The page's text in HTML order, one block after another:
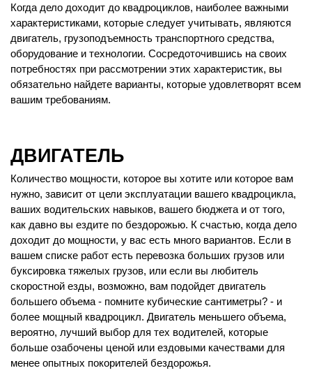
Когда дело доходит до квадроциклов, наиболее важными
характеристиками, которые следует учитывать, являются
двигатель, грузоподъемность транспортного средства,
оборудование и технологии. Сосредоточившись на своих
потребностях при рассмотрении этих характеристик, вы
обязательно найдете варианты, которые удовлетворят всем
вашим требованиям.
ДВИГАТЕЛЬ
Количество мощности, которое вы хотите или которое вам
нужно, зависит от цели эксплуатации вашего квадроцикла,
ваших водительских навыков, вашего бюджета и от того,
как давно вы ездите по бездорожью. К счастью, когда дело
доходит до мощности, у вас есть много вариантов. Если в
вашем списке работ есть перевозка больших грузов или
буксировка тяжелых грузов, или если вы любитель
скоростной езды, возможно, вам подойдет двигатель
большего объема - помните кубические сантиметры? - и
более мощный квадроцикл. Двигатель меньшего объема,
вероятно, лучший выбор для тех водителей, которые
больше озабочены ценой или ездовыми качествами для
менее опытных покорителей бездорожья.